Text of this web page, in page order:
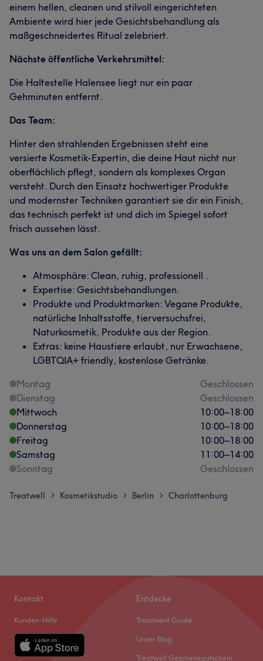
einem hellen, cleanen und stilvoll eingerichteten
Ambiente wird hier jede Gesichtsbehandlung als
maßgeschneidertes Ritual zelebriert.
Nächste öffentliche Verkehrsmittel:
Die Haltestelle Halensee liegt nur ein paar
Gehminuten entfernt.
Das Team:
Hinter den strahlenden Ergebnissen steht eine
versierte Kosmetik-Expertin, die deine Haut nicht nur
oberflächlich pflegt, sondern als komplexes Organ
versteht. Durch den Einsatz hochwertiger Produkte
und modernster Techniken garantiert sie dir ein Finish,
das technisch perfekt ist und dich im Spiegel sofort
frisch aussehen lässt.
Was uns an dem Salon gefällt:
Atmosphäre: Clean, ruhig, professionell .
Expertise: Gesichtsbehandlungen.
Produkte und Produktmarken: Vegane Produkte,
natürliche Inhaltsstoffe, tierversuchsfrei,
Naturkosmetik, Produkte aus der Region.
Extras: keine Haustiere erlaubt, nur Erwachsene,
LGBTQIA+ friendly, kostenlose Getränke.
Montag
Geschlossen
Dienstag
Geschlossen
Mittwoch
10:00–18:00
Donnerstag
10:00–18:00
Freitag
10:00–18:00
Samstag
11:00–14:00
Sonntag
Geschlossen
Treatwell > Kosmetikstudio > Berlin > Charlottenburg
Kontakt
Kunden-Hilfe
Entdecke
Treatment Guide
Unser Blog
Treatwell Geschenkgutschein